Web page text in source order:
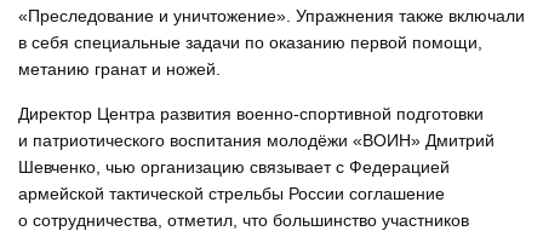
«Преследование и уничтожение». Упражнения также включали
в себя специальные задачи по оказанию первой помощи,
метанию гранат и ножей.
Директор Центра развития военно-спортивной подготовки
и патриотического воспитания молодёжи «ВОИН» Дмитрий
Шевченко, чью организацию связывает с Федерацией
армейской тактической стрельбы России соглашение
о сотрудничества, отметил, что большинство участников